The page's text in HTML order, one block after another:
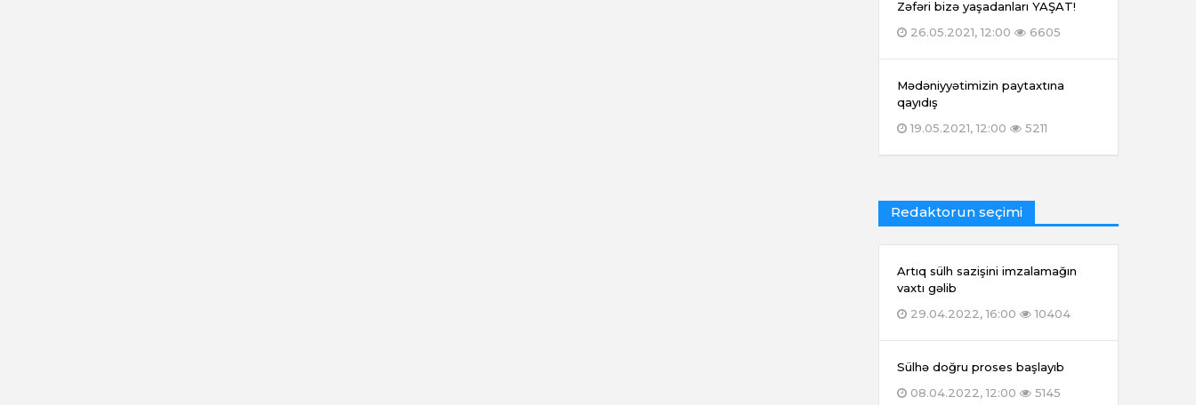
Zəfəri bizə yaşadanları YAŞAT!
26.05.2021, 12:00
6605
Mədəniyyətimizin paytaxtına
qayıdış
19.05.2021, 12:00
5211
Redaktorun seçimi
Artıq sülh sazişini imzalamağın
vaxtı gəlib
29.04.2022, 16:00
10404
Sülhə doğru proses başlayıb
08.04.2022, 12:00
5145